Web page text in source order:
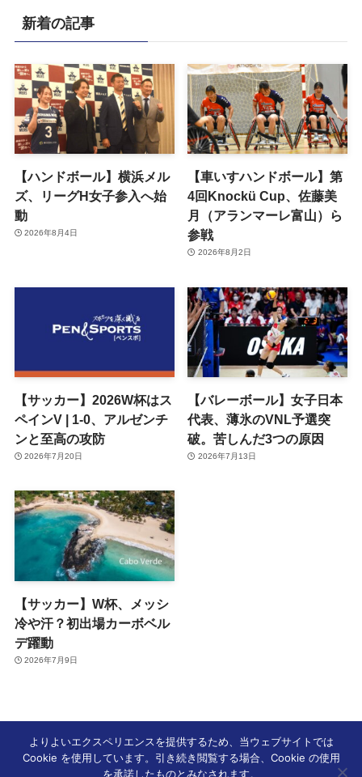
新着の記事
【ハンドボール】横浜メル
ズ、リーグH女子参入へ始
動
2026年8月4日
【車いすハンドボール】第
4回Knockü Cup、佐藤美
月（アランマーレ富山）ら
参戦
2026年8月2日
【サッカー】2026W杯はス
ペインV | 1-0、アルゼンチ
ンと至高の攻防
2026年7月20日
【バレーボール】女子日本
代表、薄氷のVNL予選突
破。苦しんだ3つの原因
2026年7月13日
【サッカー】W杯、メッシ
冷や汗？初出場カーボベル
デ躍動
2026年7月9日
よりよいエクスペリエンスを提供するため、当ウェブサイトでは
Cookie を使用しています。引き続き閲覧する場合、Cookie の使用
を承諾したものとみなされます。